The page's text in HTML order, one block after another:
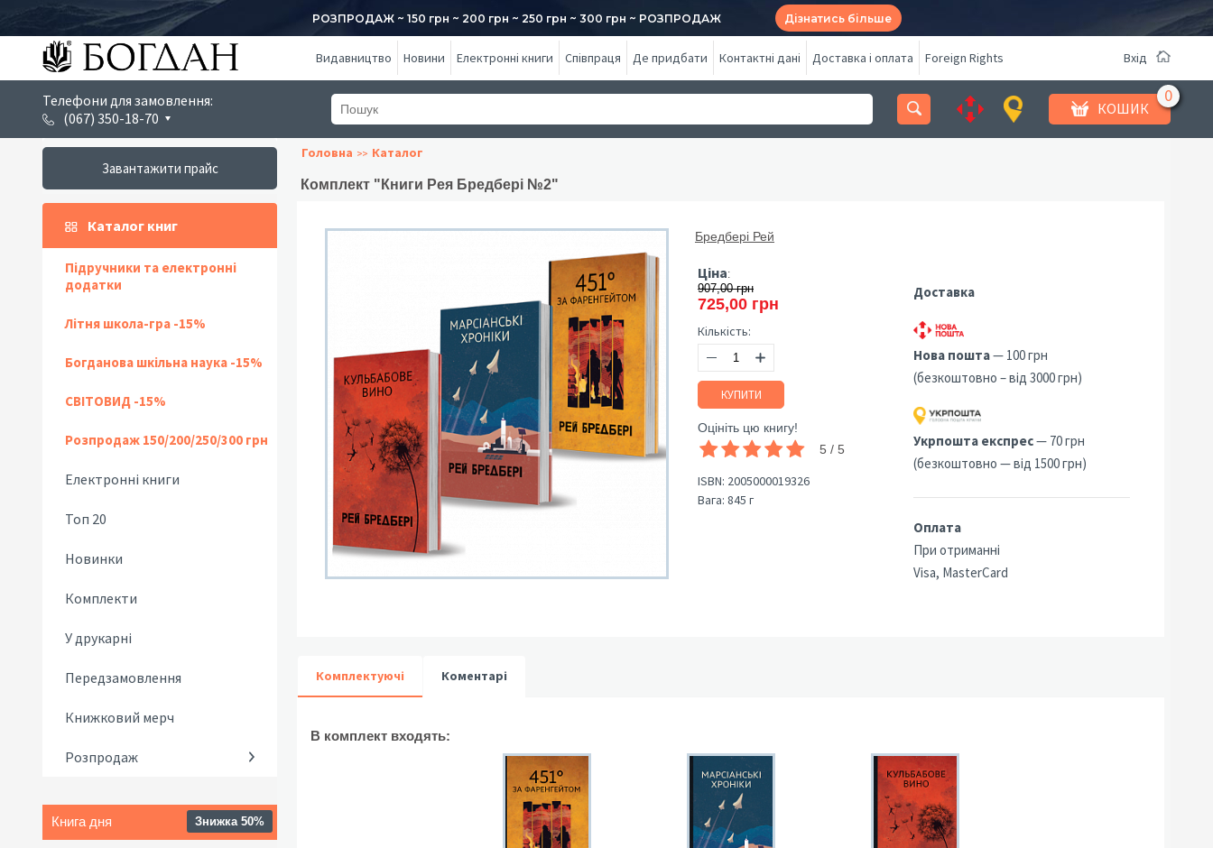
РОЗПРОДАЖ ~ 150 грн ~ 200 грн ~ 250 грн ~ 300 грн ~ РОЗПРОДАЖ Дізнатись більше
Видавництво Новини Електронні книги Співпраця Де придбати Контактні дані Доставка і оплата Foreign Rights Вхід
Телефони для замовлення:
(067) 350-18-70
КОШИК
Завантажити прайс
Каталог книг
Підручники та електронні
додатки
Літня школа-гра -15%
Богданова шкільна наука -15%
СВІТОВИД -15%
Розпродаж 150/200/250/300 грн
Електронні книги
Топ 20
Новинки
Комплекти
У друкарні
Передзамовлення
Книжковий мерч
Розпродаж
Книга дня Знижка 50%
Головна Каталог
Комплект "Книги Рея Бредбері №2"
Бредбері Рей
Ціна:
907,00 грн
725,00 грн
Кількість:
КУПИТИ
Оцініть цю книгу!
5 / 5
ISBN: 2005000019326
Вага: 845 г
Доставка
Нова пошта— 100 грн
(безкоштовно – від 3000 грн)
Укрпошта експрес— 70 грн
(безкоштовно — від 1500 грн)
Оплата
При отриманні
Visa, MasterCard
Комплектуючі Коментарі
В комплект входять: